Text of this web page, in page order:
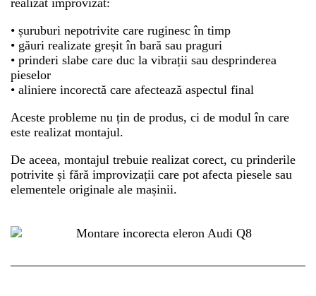
realizat improvizat:
• șuruburi nepotrivite care ruginesc în timp
• găuri realizate greșit în bară sau praguri
• prinderi slabe care duc la vibrații sau desprinderea
pieselor
• aliniere incorectă care afectează aspectul final
Aceste probleme nu țin de produs, ci de modul în care
este realizat montajul.
De aceea, montajul trebuie realizat corect, cu prinderile
potrivite și fără improvizații care pot afecta piesele sau
elementele originale ale mașinii.